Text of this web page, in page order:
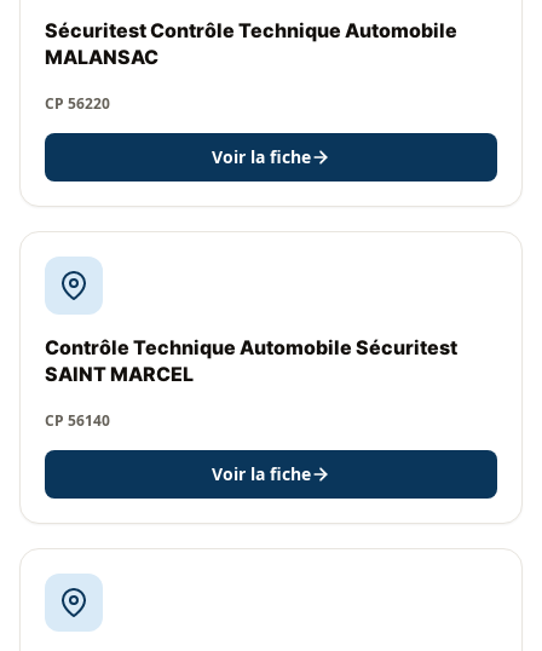
Sécuritest Contrôle Technique Automobile
MALANSAC
CP 56220
Voir la fiche
Contrôle Technique Automobile Sécuritest
SAINT MARCEL
CP 56140
Voir la fiche